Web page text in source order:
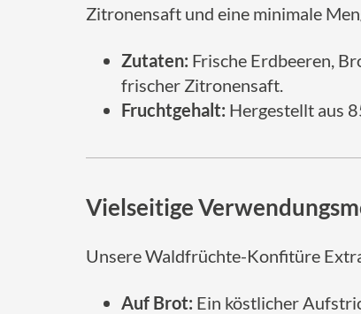
Zitronensaft und eine minimale
Zutaten: Frische Erdbeeren,
frischer Zitronensaft.
Fruchtgehalt: Hergestellt aus
Vielseitige
Unsere Waldfrüchte-Konfitüre
Auf Brot: Ein köstlicher